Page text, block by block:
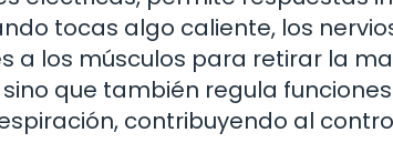
tocas algo caliente, los
a los músculos para retirar la
que también regula
contribuyendo al